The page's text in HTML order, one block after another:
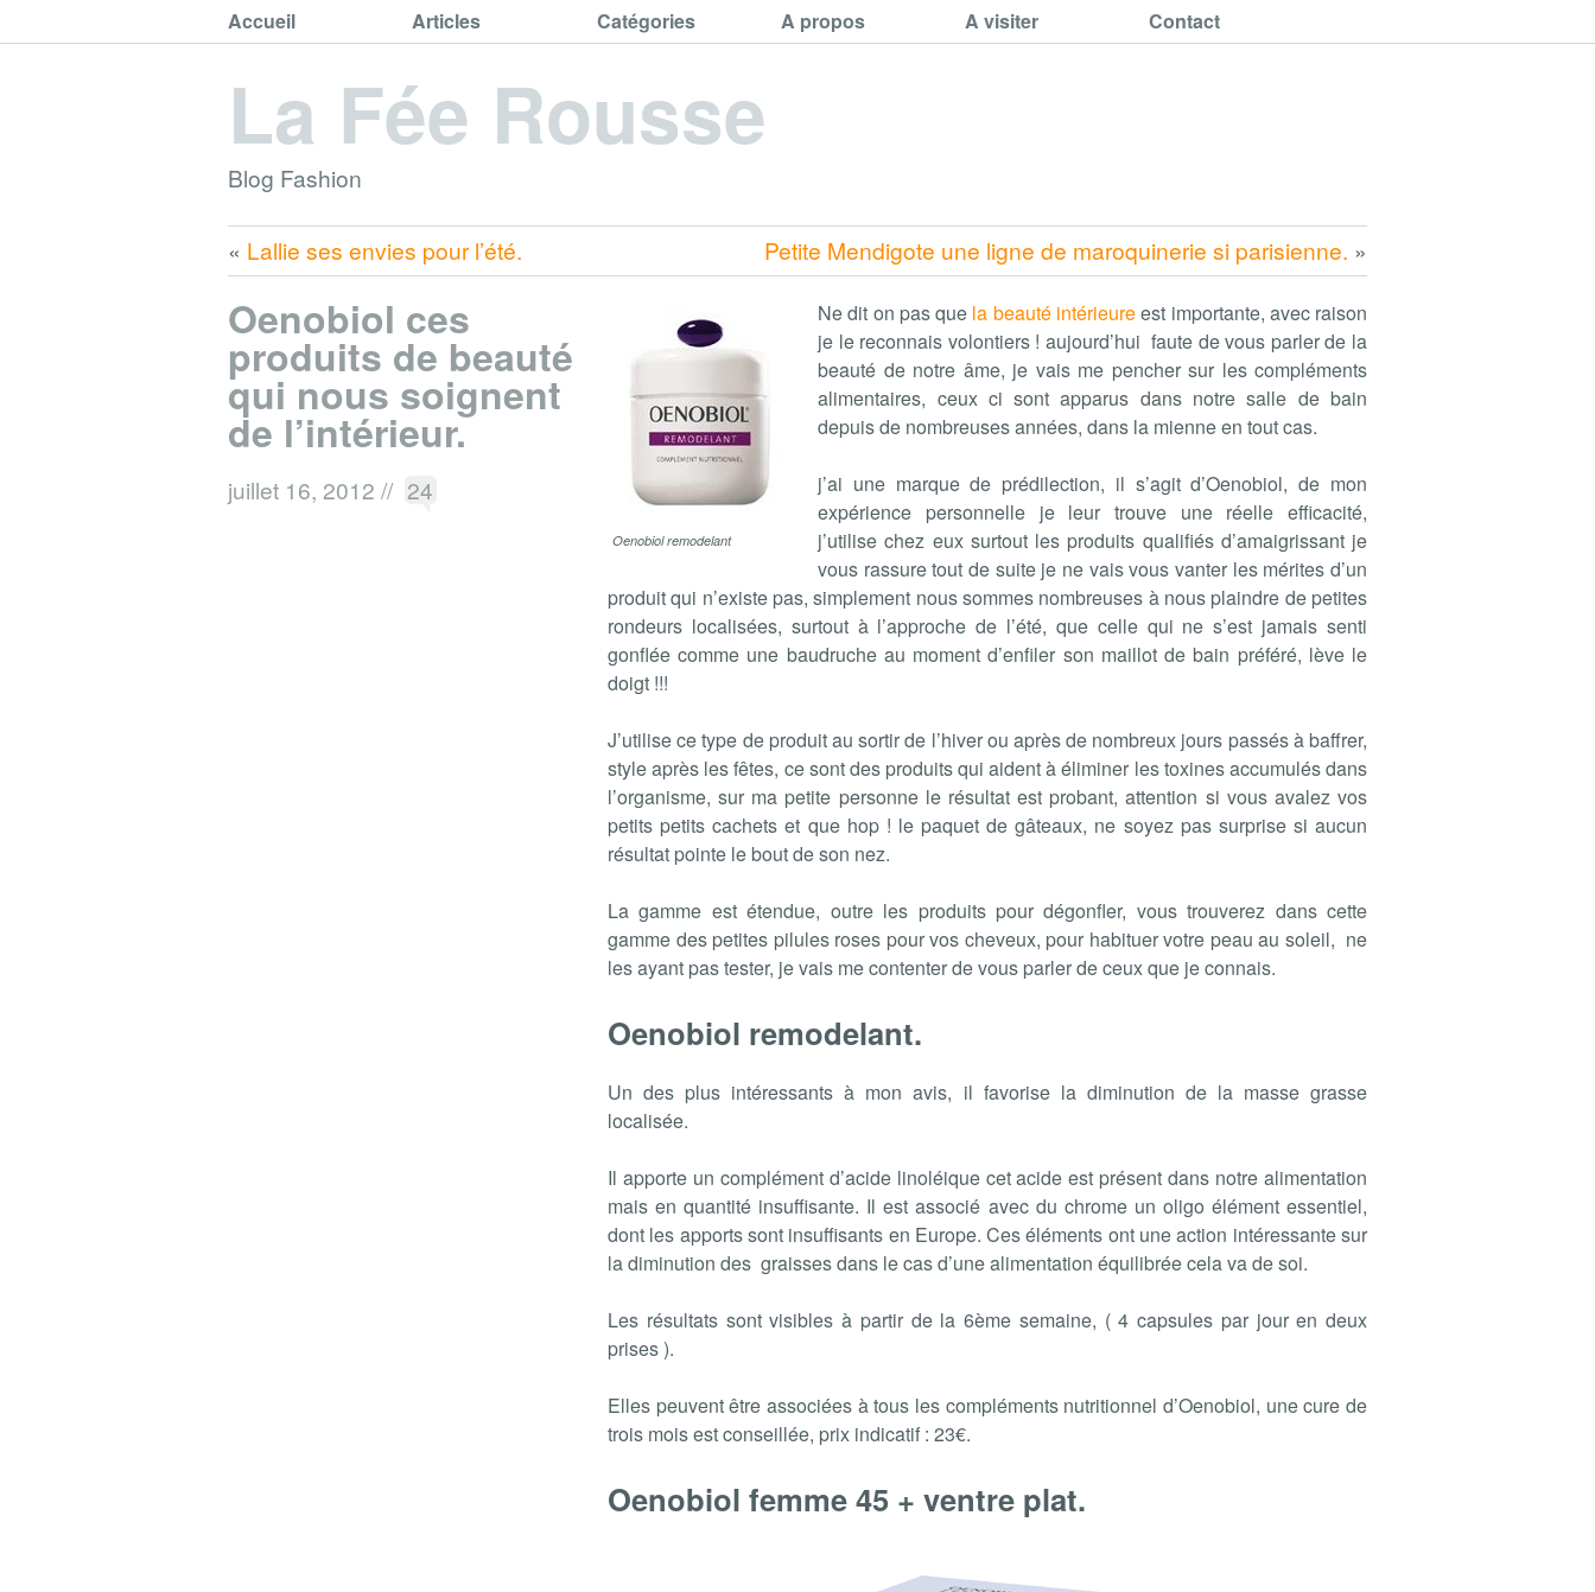
Accueil Articles Catégories A propos A visiter Contact
La Fée Rousse
Blog Fashion
« Lallie ses envies pour l’été. Petite Mendigote une ligne de maroquinerie si parisienne. »
Oenobiol ces
produits de beauté
qui nous soignent
de l’intérieur.
juillet 16, 2012 // 24
Oenobiol remodelant
Ne dit on pas que la beauté intérieureest importante, avec raison
je le reconnais volontiers ! aujourd’hui faute de vous parler de la
beauté de notre âme, je vais me pencher sur les compléments
alimentaires, ceux ci sont apparus dans notre salle de bain
depuis de nombreuses années, dans la mienne en tout cas.
j’ai une marque de prédilection, il s’agit d’Oenobiol, de mon
expérience personnelle je leur trouve une réelle efficacité,
j’utilise chez eux surtout les produits qualifiés d’amaigrissant je
vous rassure tout de suite je ne vais vous vanter les mérites d’un
produit qui n’existe pas, simplement nous sommes nombreuses à nous plaindre de petites
rondeurs localisées, surtout à l’approche de l’été, que celle qui ne s’est jamais senti
gonflée comme une baudruche au moment d’enfiler son maillot de bain préféré, lève le
doigt !!!
J’utilise ce type de produit au sortir de l’hiver ou après de nombreux jours passés à baffrer,
style après les fêtes, ce sont des produits qui aident à éliminer les toxines accumulés dans
l’organisme, sur ma petite personne le résultat est probant, attention si vous avalez vos
petits petits cachets et que hop ! le paquet de gâteaux, ne soyez pas surprise si aucun
résultat pointe le bout de son nez.
La gamme est étendue, outre les produits pour dégonfler, vous trouverez dans cette
gamme des petites pilules roses pour vos cheveux, pour habituer votre peau au soleil, ne
les ayant pas tester, je vais me contenter de vous parler de ceux que je connais.
Oenobiol remodelant.
Un des plus intéressants à mon avis, il favorise la diminution de la masse grasse
localisée.
Il apporte un complément d’acide linoléique cet acide est présent dans notre alimentation
mais en quantité insuffisante. Il est associé avec du chrome un oligo élément essentiel,
dont les apports sont insuffisants en Europe. Ces éléments ont une action intéressante sur
la diminution des graisses dans le cas d’une alimentation équilibrée cela va de soi.
Les résultats sont visibles à partir de la 6ème semaine, ( 4 capsules par jour en deux
prises ).
Elles peuvent être associées à tous les compléments nutritionnel d’Oenobiol, une cure de
trois mois est conseillée, prix indicatif : 23€.
Oenobiol femme 45 + ventre plat.